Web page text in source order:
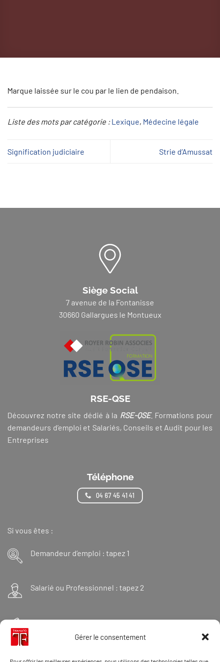
Gérer le consentement
Marque laissée sur le cou par le lien de pendaison.
Liste des mots par catégorie :Lexique, Médecine légale
Signification judiciaire Strie d’Amussat
Siège Social
7 avenue de la Fontanisse
30660 Gallargues le Montueux
RSE-QSE
Découvrez notre site dédié à la RSE-QSE. Formations pour
demandeurs d’emploi et Salariés, Conseils et Audit pour les
Entreprises
Téléphone
04 67 45 41 41
Si vous êtes :
Demandeur d’emploi : tapez 1
Salarié ou Professionnel : tapez 2
Financeur : tapez 3
Et « 98 » pour une formation Thanatopraxie